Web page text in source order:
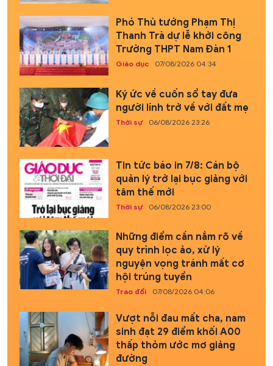
Phó Thủ tướng Phạm Thị
Thanh Trà dự lễ khởi công
Trường THPT Nam Đàn 1
Giáo dục 07/08/2026 04:34
Ký ức về cuốn sổ tay đưa
người lính trở về với đất mẹ
Thời sự 06/08/2026 23:26
Tin tức báo in 7/8: Cán bộ
quản lý trở lại bục giảng với
tâm thế mới
Thời sự 06/08/2026 23:00
Những điểm cần nắm rõ về
quy trình lọc ảo, xử lý
nguyện vọng tránh mất cơ
hội trúng tuyển
Trao đổi 07/08/2026 04:06
Vượt nỗi đau mất cha, nam
sinh đạt 29 điểm khối A00
thấp thỏm ước mơ giảng
đường